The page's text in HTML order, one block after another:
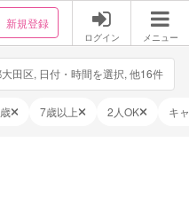
新規登録
ログイン メニュー
田区, 日付・時間を選択, 他16件
7歳以上 2人OK キ